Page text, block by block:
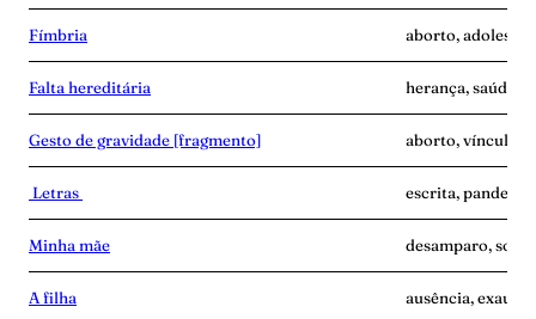
Fímbria aborto,
Falta hereditária herança, saúde
Gesto de gravidade [fragmento] aborto, vínculo
Letras escrita, pandemia
Minha mãe desamparo,
A filha ausência,